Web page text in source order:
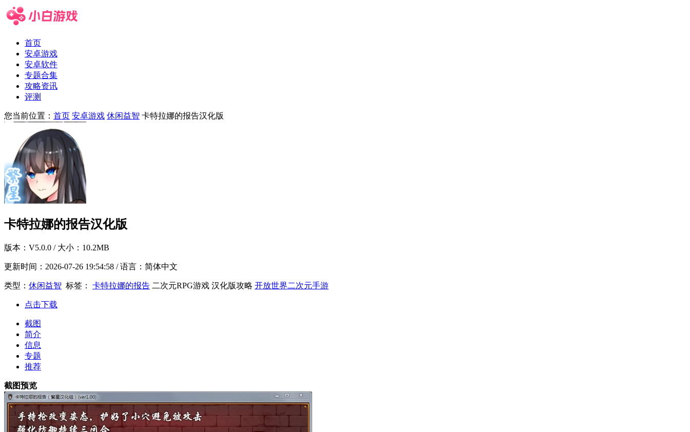
首页
安卓游戏
安卓软件
专题合集
攻略资讯
评测
您当前位置： 首页 安卓游戏 休闲益智 卡特拉娜的报告汉化版
卡特拉娜的报告汉化版
版本： V5.0.0 / 大小：10.2MB
更新时间： 2026-07-26 19:54:58 / 语言：简体中文
类型： 休闲益智 标签： 卡特拉娜的报告 二次元RPG游戏 汉化版攻略 开放世界二次元手游
点击下载
截图
简介
信息
专题
推荐
截图预览